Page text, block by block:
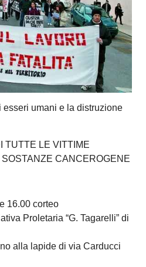
esseri umani e la distruzione
TUTTE LE VITTIME
SOSTANZE CANCEROGENE
16.00 corteo
Proletaria “G. Tagarelli” di
alla lapide di via Carducci